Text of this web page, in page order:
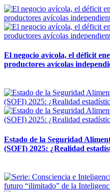
El negocio avícola, el déficit
productores avícolas
Estado de la Seguridad
(SOFI) 2025: ¿Realidad